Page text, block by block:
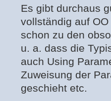
Es gibt durchaus
vollständig auf
schon zu den
u. a. dass die
auch Using
Zuweisung der
geschieht etc.